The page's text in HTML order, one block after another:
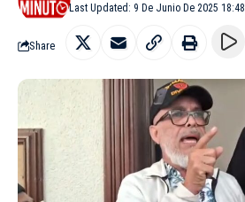
Last Updated: 9 De Junio De 2025 18:48
Share